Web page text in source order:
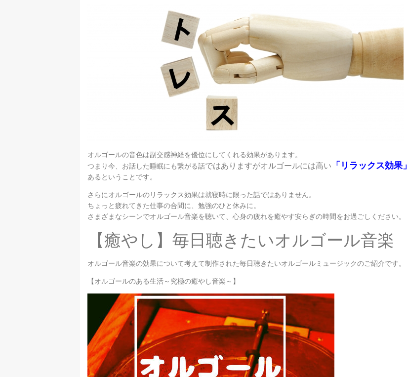
オルゴールの音色は副交感神経を優位にしてくれる効果があります。
つまり今、お話した睡眠にも繋がる話ではありますがオルゴールには高い 「リラックス効果」
あるということです。
さらにオルゴールのリラックス効果は就寝時に限った話ではありません。
ちょっと疲れてきた仕事の合間に、勉強のひと休みに。
さまざまなシーンでオルゴール音楽を聴いて、心身の疲れを癒やす安らぎの時間をお過ごしください。
【癒やし】毎日聴きたいオルゴール音楽
オルゴール音楽の効果について考えて制作された毎日聴きたいオルゴールミュージックのご紹介です。
【オルゴールのある生活～究極の癒やし音楽～ 】